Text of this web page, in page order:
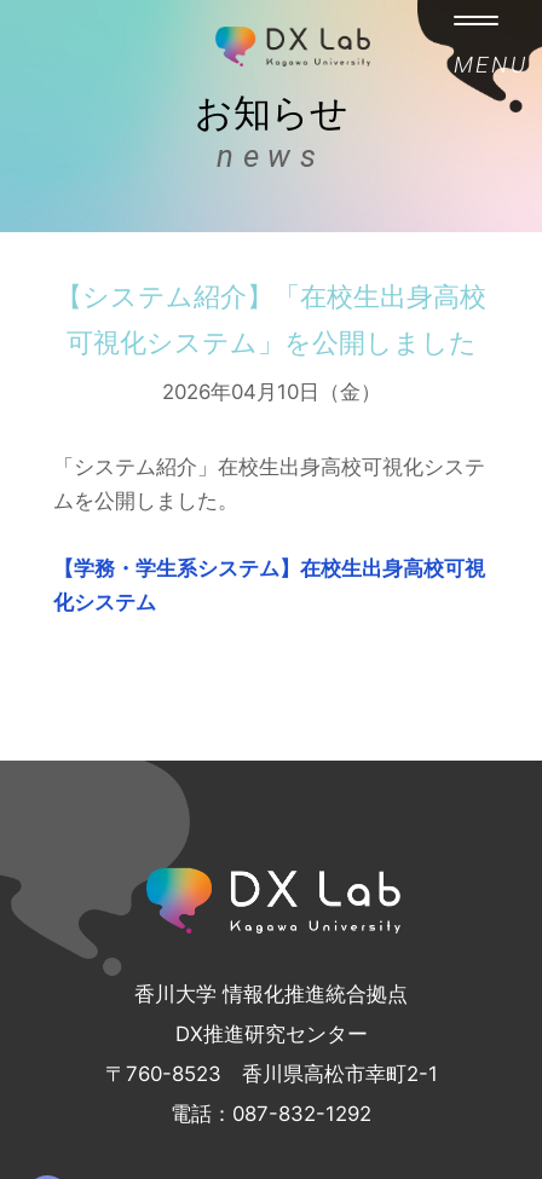
MENU
お知らせ
news
【システム紹介】「在校生出身高校
可視化システム」を公開しました
2026年04月10日（金）
「システム紹介」在校生出身高校可視化システ
ムを公開しました。
【学務・学生系システム】在校生出身高校可視
化システム
香川大学 情報化推進統合拠点
DX推進研究センター
〒760-8523 香川県高松市幸町2-1
電話：087-832-1292